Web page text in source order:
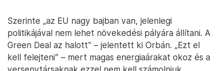
Szerinte „az EU nagy bajban van, jelenlegi
politikájával nem lehet növekedési pályára állítani. A
Green Deal az halott” – jelentett ki Orbán. „Ezt el
kell felejteni” – mert magas energiaárakat okoz és a